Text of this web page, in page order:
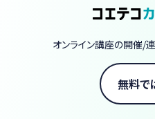
【当スクー
に。一生モノのス
一流の講師陣： 著書70冊以上の
の第一線で活躍するシェフやパ
オンライン講座の開催/
無料で